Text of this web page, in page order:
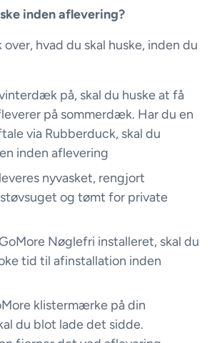
inden aflevering?
hvad du skal huske, inden du
på, skal du huske at få
på sommerdæk. Har du en
via Rubberduck, skal du
inden aflevering
nyvasket, rengjort
og tømt for private
Nøglefri installeret, skal du
tid til afinstallation inden
klistermærke på din
du blot lade det sidde.